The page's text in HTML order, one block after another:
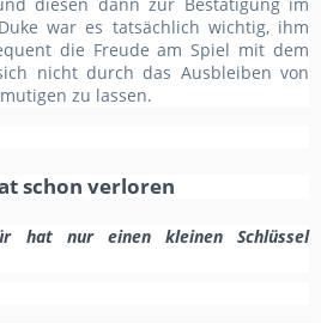
war es tatsächlich wichtig, ihm
die Freude am Spiel mit dem
nicht durch das Ausbleiben von
zu lassen.
schon verloren
hat nur einen kleinen Schlüssel